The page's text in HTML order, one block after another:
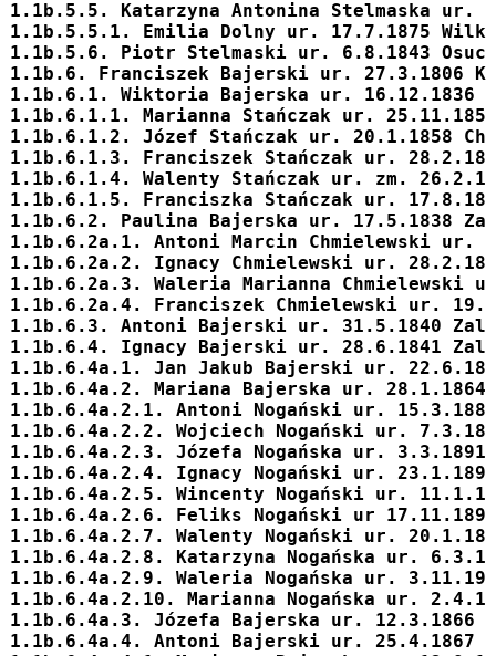
1.1b.5.5. Katarzyna Antonina Stelmaska ur.
1.1b.5.5.1. Emilia Dolny ur. 17.7.1875
1.1b.5.6. Piotr Stelmaski ur. 6.8.1843
1.1b.6. Franciszek Bajerski ur. 27.3.1806
1.1b.6.1. Wiktoria Bajerska ur. 16.12.1836
1.1b.6.1.1. Marianna Stańczak ur.
1.1b.6.1.2. Józef Stańczak ur. 20.1.1858
1.1b.6.1.3. Franciszek Stańczak ur.
1.1b.6.1.4. Walenty Stańczak ur. zm.
1.1b.6.1.5. Franciszka Stańczak ur.
1.1b.6.2. Paulina Bajerska ur. 17.5.1838
1.1b.6.2a.1. Antoni Marcin Chmielewski ur.
1.1b.6.2a.2. Ignacy Chmielewski ur.
1.1b.6.2a.3. Waleria Marianna Chmielewski
1.1b.6.2a.4. Franciszek Chmielewski ur.
1.1b.6.3. Antoni Bajerski ur. 31.5.1840
1.1b.6.4. Ignacy Bajerski ur. 28.6.1841
1.1b.6.4a.1. Jan Jakub Bajerski ur.
1.1b.6.4a.2. Mariana Bajerska ur. 28.1.1864
1.1b.6.4a.2.1. Antoni Nogański ur. 15.3.1887
1.1b.6.4a.2.2. Wojciech Nogański ur.
1.1b.6.4a.2.3. Józefa Nogańska ur. 3.3.1891
1.1b.6.4a.2.4. Ignacy Nogański ur. 23.1.1893
1.1b.6.4a.2.5. Wincenty Nogański ur.
1.1b.6.4a.2.6. Feliks Nogański ur
1.1b.6.4a.2.7. Walenty Nogański ur.
1.1b.6.4a.2.8. Katarzyna Nogańska ur.
1.1b.6.4a.2.9. Waleria Nogańska ur.
1.1b.6.4a.2.10. Marianna Nogańska ur.
1.1b.6.4a.3. Józefa Bajerska ur. 12.3.1866
1.1b.6.4a.4. Antoni Bajerski ur. 25.4.1867